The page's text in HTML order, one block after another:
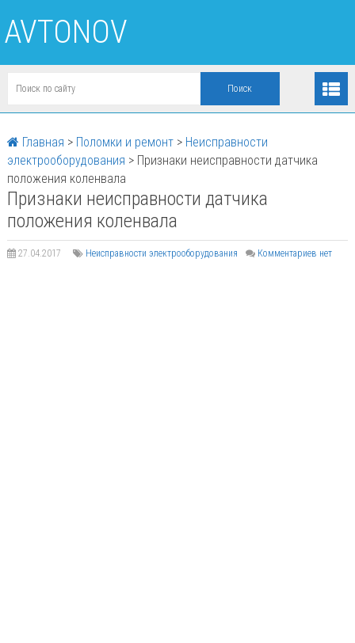
AVTONOV
Главная > Поломки и ремонт> Неисправности
электрооборудования > Признаки неисправности датчика
положения коленвала
Признаки неисправности датчика
положения коленвала
27.04.2017 Неисправности электрооборудования Комментариев нет